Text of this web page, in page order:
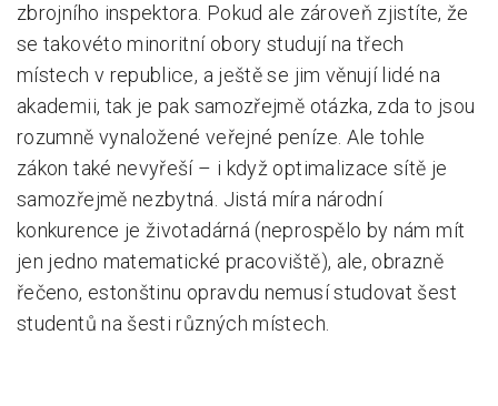
zbrojního inspektora. Pokud ale zároveň zjistíte, že
se takovéto minoritní obory studují na třech
místech v republice, a ještě se jim věnují lidé na
akademii, tak je pak samozřejmě otázka, zda to jsou
rozumně vynaložené veřejné peníze. Ale tohle
zákon také nevyřeší – i když optimalizace sítě je
samozřejmě nezbytná. Jistá míra národní
konkurence je životadárná (neprospělo by nám mít
jen jedno matematické pracoviště), ale, obrazně
řečeno, estonštinu opravdu nemusí studovat šest
studentů na šesti různých místech.